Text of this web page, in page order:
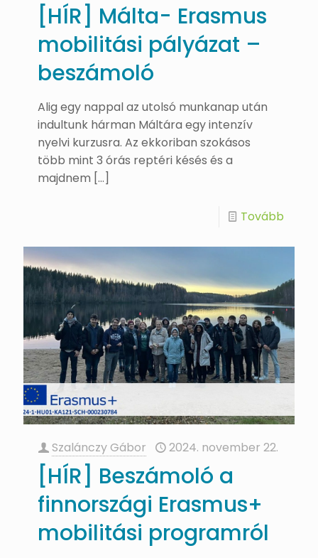
[HÍR] Málta- Erasmus
mobilitási pályázat –
beszámoló
Alig egy nappal az utolsó munkanap után
indultunk hárman Máltára egy intenzív
nyelvi kurzusra. Az ekkoriban szokásos
több mint 3 órás reptéri késés és a
majdnem […]
Tovább
Szalánczy Gábor 2024. november 22.
[HÍR] Beszámoló a
finnországi Erasmus+
mobilitási programról